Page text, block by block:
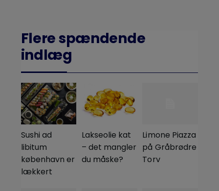
Flere spændende
indlæg
Sushi ad
libitum
københavn er
lækkert
Lakseolie kat
– det mangler
du måske?
Limone Piazza
på Gråbrødre
Torv